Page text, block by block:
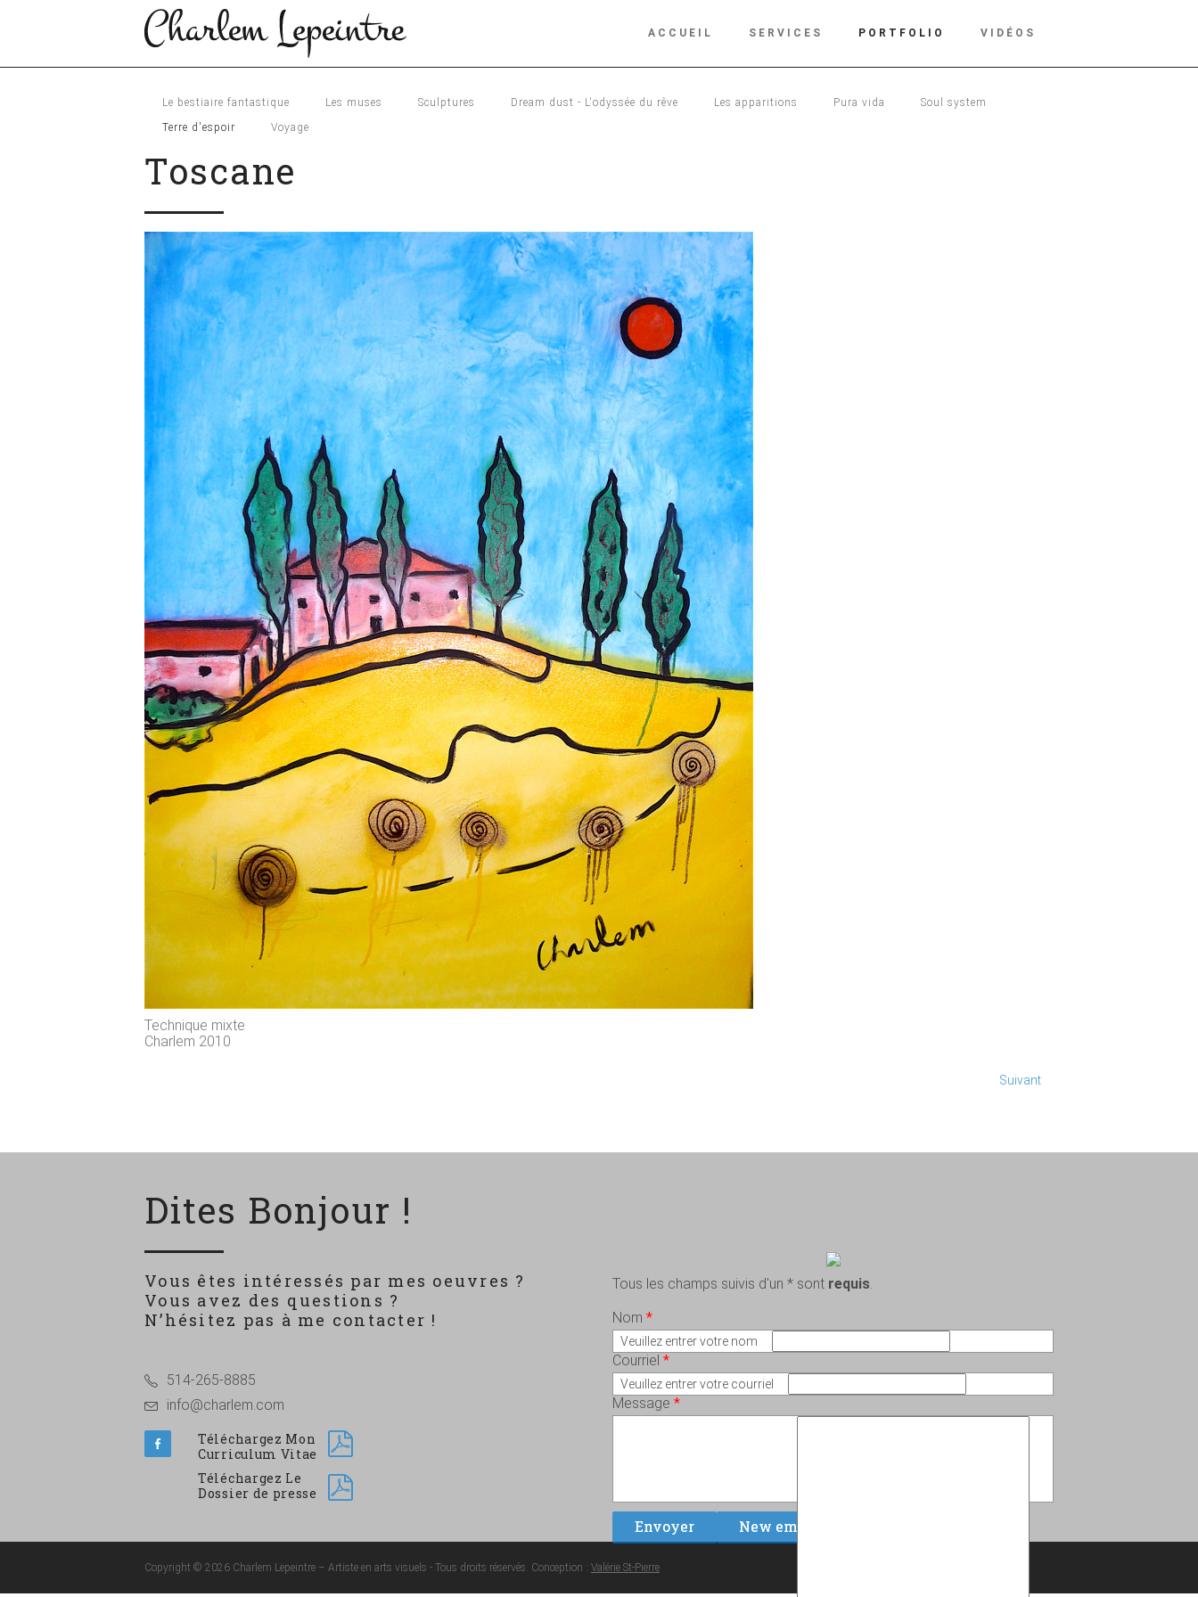
ACCUEIL SERVICES PORTFOLIO VIDÉOS
Le bestiaire fantastique Les muses Sculptures Dream dust - L'odyssée du rêve Les apparitions Pura vida
Soul system
Terre d'espoir
Voyage
Toscane
Technique mixte
Charlem 2010
Suivant
Dites Bonjour !
Vous êtes intéressés par mes oeuvres ?
Vous avez des questions ?
N’hésitez pas à me contacter !
514-265-8885
info@charlem.com
Téléchargez Mon
Curriculum Vitae
Téléchargez Le
Dossier de presse
Tous les champs suivis d'un * sont requis.
Nom *
Veuillez entrer votre nom
Courriel *
Veuillez entrer votre courriel
Message *
Copyright © 2026 Charlem Lepeintre – Artiste en arts visuels - Tous droits réservés. Conception : Valérie St-Pierre